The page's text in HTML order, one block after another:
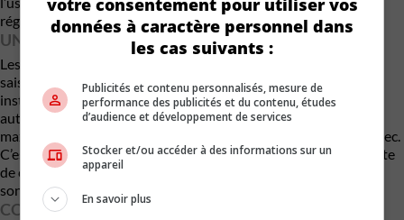
réglementé.
UNE RÉPONSE AUX HIVERS IMPRÉVISIBLES
Les cycles répétés de gel-dégel compliquent la gestion
saisonnière des pneus à crampons. Il devient risqué de les
installer trop tôt… ou de les retirer trop tard. Avec un système
autorégulé, le conducteur n’a plus à choisir entre performance
maximale sur glace et comportement acceptable sur asphalte sec.
C’est une solution particulièrement pertinente dans un contexte
de changements climatiques où les variations de température
sont plus fréquentes.
CONCLUSION
données à caractère personnel dans
les cas suivants :
Publicités et contenu personnalisés, mesure de
performance des publicités et du contenu, études
d’audience et développement de services
Stocker et/ou accéder à des informations sur un
appareil
En savoir plus